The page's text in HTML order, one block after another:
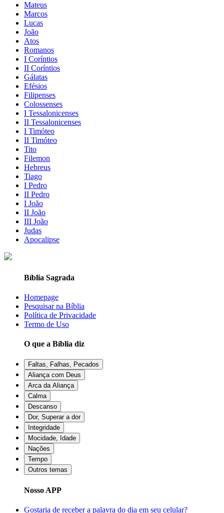
Mateus
Marcos
Lucas
João
Atos
Romanos
I Coríntios
II Coríntios
Gálatas
Efésios
Filipenses
Colossenses
I Tessalonicenses
II Tessalonicenses
I Timóteo
II Timóteo
Tito
Filemon
Hebreus
Tiago
I Pedro
II Pedro
I João
II João
III João
Judas
Apocalipse
Bíblia Sagrada
Homepage
Pesquisar na Bíblia
Política de Privacidade
Termo de Uso
O que a Bíblia diz
Faltas, Falhas, Pecados
Aliança com Deus
Arca da Aliança
Calma
Descanso
Dor, Superar a dor
Integridade
Mocidade, Idade
Nações
Tempo
Outros temas
Nosso APP
Gostaria de receber a palavra do dia em seu celular?